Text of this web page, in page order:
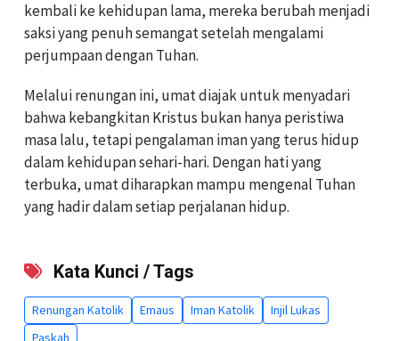
kembali ke kehidupan lama, mereka berubah menjadi
saksi yang penuh semangat setelah mengalami
perjumpaan dengan Tuhan.
Melalui renungan ini, umat diajak untuk menyadari
bahwa kebangkitan Kristus bukan hanya peristiwa
masa lalu, tetapi pengalaman iman yang terus hidup
dalam kehidupan sehari-hari. Dengan hati yang
terbuka, umat diharapkan mampu mengenal Tuhan
yang hadir dalam setiap perjalanan hidup.
Kata Kunci / Tags
Renungan Katolik Emaus Iman Katolik
Injil Lukas
Paskah